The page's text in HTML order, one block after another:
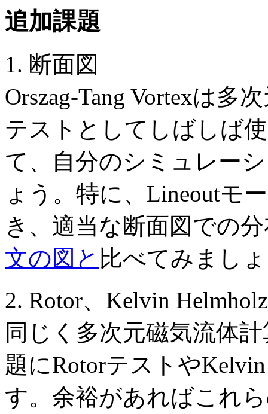
追加課題
1. 断面図
Orszag-Tang Vortexは多
テストとしてしばしば
て、自分のシミュレー
ょう。特に、Lineoutモ
き、適当な断面図での
文の図と 比べてみまし
2. Rotor、Kelvin
同じく多次元磁気流体
題にRotorテストや
す。余裕があればこれ